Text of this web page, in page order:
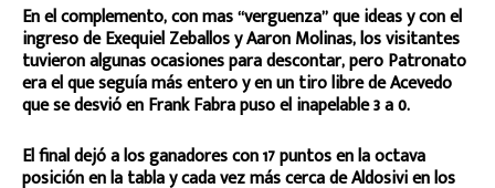
En el complemento, con mas “verguenza” que ideas y con el
ingreso de Exequiel Zeballos y Aaron Molinas, los visitantes
tuvieron algunas ocasiones para descontar, pero Patronato
era el que seguía más entero y en un tiro libre de Acevedo
que se desvió en Frank Fabra puso el inapelable 3 a 0.
El final dejó a los ganadores con 17 puntos en la octava
posición en la tabla y cada vez más cerca de Aldosivi en los